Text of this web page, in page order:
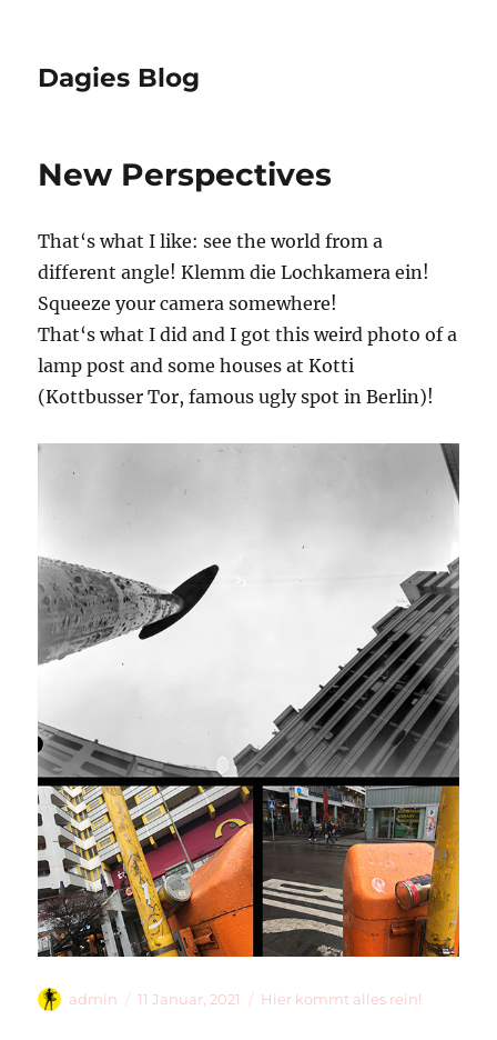
Dagies Blog
New Perspectives
That‘s what I like: see the world from a
different angle! Klemm die Lochkamera ein!
Squeeze your camera somewhere!
That‘s what I did and I got this weird photo of a
lamp post and some houses at Kotti
(Kottbusser Tor, famous ugly spot in Berlin)!
Autor
admin
Veröffentlicht
11 Januar, 2021 Kategorien
Hier kommt alles rein!